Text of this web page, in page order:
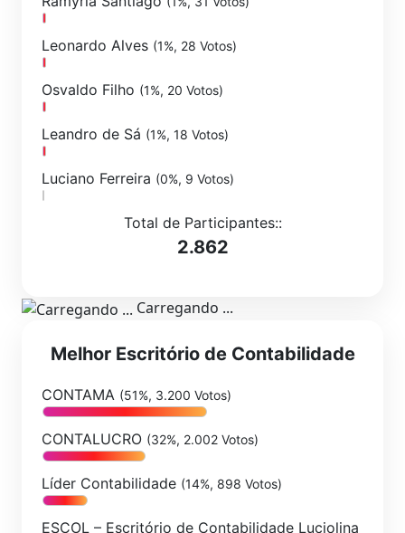
Leonardo Alves (1%, 28 Votos)
Osvaldo Filho (1%, 20 Votos)
Leandro de Sá (1%, 18 Votos)
Luciano Ferreira (0%, 9 Votos)
Total de Participantes::
2.862
Carregando ...
Melhor Escritório de Contabilidade
CONTAMA (51%, 3.200 Votos)
CONTALUCRO (32%, 2.002 Votos)
Líder Contabilidade (14%, 898 Votos)
ESCOL – Escritório de Contabilidade Luciolina